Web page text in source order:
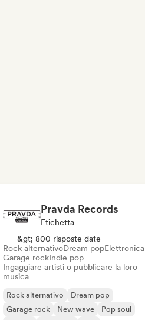
Pravda Records
Etichetta
&gt; 800 risposte date
Rock alternativoDream popElettronica
Garage rockIndie pop
Ingaggiare artisti o pubblicare la loro
musica
Rock alternativo
Dream pop
Garage rock
New wave
Pop soul